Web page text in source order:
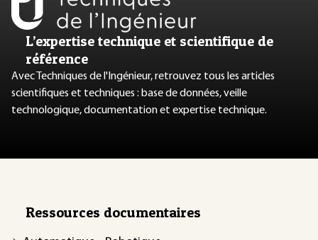
L’expertise technique et scientifique de
référence
Avec Techniques de l'Ingénieur, retrouvez tous les articles
scientifiques et techniques : base de données, veille
technologique, documentation et expertise technique.
Ressources documentaires